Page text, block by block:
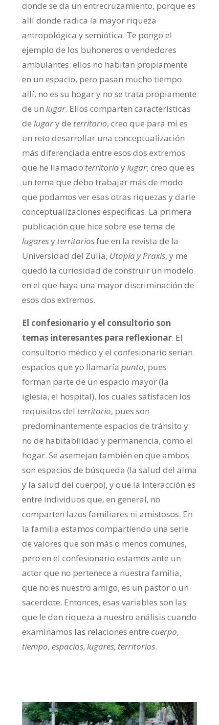
donde se da un entrecruzamiento, porque es
allí donde radica la mayor riqueza
antropológica y semiótica. Te pongo el
ejemplo de los buhoneros o vendedores
ambulantes: ellos no habitan propiamente
en un espacio, pero pasan mucho tiempo
allí, no es su hogar y no se trata propiamente
de un lugar. Ellos comparten características
de lugary de territorio, creo que para mí es
un reto desarrollar una conceptualización
más diferenciada entre esos dos extremos
que he llamado territorio ylugar; creo que es
un tema que debo trabajar más de modo
que podamos ver esas otras riquezas y darle
conceptualizaciones específicas. La primera
publicación que hice sobre ese tema de
lugaresy territoriosfue en la revista de la
Universidad del Zulia, Utopía y Praxis, y me
quedó la curiosidad de construir un modelo
en el que haya una mayor discriminación de
esos dos extremos.
El confesionario y el consultorio son
temas interesantes para reflexionar. El
consultorio médico y el confesionario serían
espacios que yo llamaría punto, pues
forman parte de un espacio mayor (la
iglesia, el hospital), los cuales satisfacen los
requisitos del territorio, pues son
predominantemente espacios de tránsito y
no de habitabilidad y permanencia, como el
hogar. Se asemejan también en que ambos
son espacios de búsqueda (la salud del alma
y la salud del cuerpo), y que la interacción es
entre individuos que, en general, no
comparten lazos familiares ni amistosos. En
la familia estamos compartiendo una serie
de valores que son más o menos comunes,
pero en el confesionario estamos ante un
actor que no pertenece a nuestra familia,
que no es nuestro amigo, es un pastor o un
sacerdote. Entonces, esas variables son las
que le dan riqueza a nuestro análisis cuando
examinamos las relaciones entre cuerpo,
tiempo, espacios, lugares, territorios.